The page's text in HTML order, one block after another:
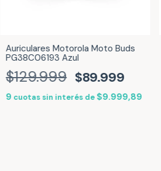
Auriculares Motorola Moto Buds
PG38C06193 Azul
$129.999 $89.999
9 cuotas sin interés de$9.999,89